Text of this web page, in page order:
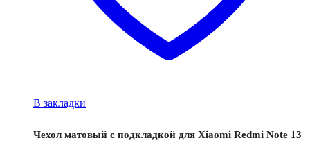
В закладки
Чехол матовый с подкладкой для Xiaomi Redmi Note 13